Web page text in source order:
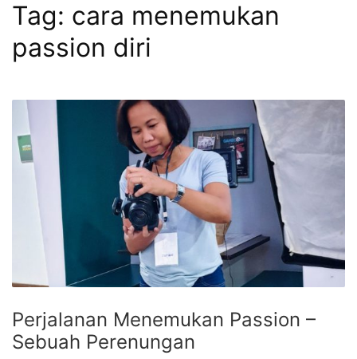
Tag: cara menemukan
passion diri
Perjalanan Menemukan Passion –
Sebuah Perenungan